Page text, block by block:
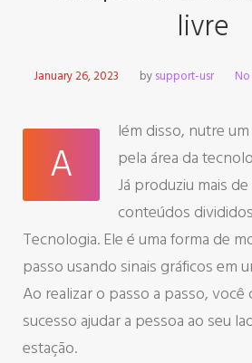
livre
January 26, 2023 bysupport-usr
A
lém disso, nutre
pela área da
Já produziu mais
conteúdos
Tecnologia. Ele é uma forma de
passo usando sinais gráficos em
Ao realizar o passo a passo,
sucesso ajudar a pessoa ao seu
estação.